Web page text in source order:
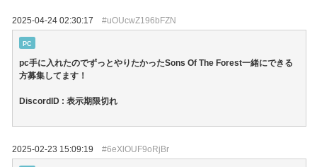
2025-04-24 02:30:17 #uOUcwZ196bFZN
PC
pc手に入れたのでずっとやりたかったSons Of The Forest一緒にできる
方募集してます！
DiscordID : 表示期限切れ
2025-02-23 15:09:19 #6eXlOUF9oRjBr